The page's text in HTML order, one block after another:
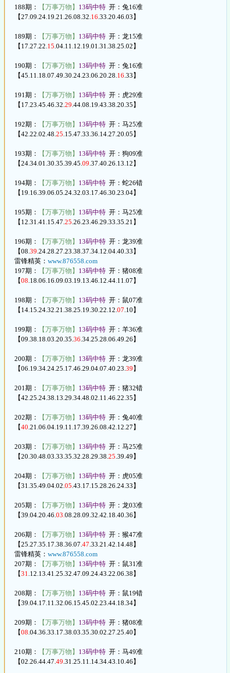
188期： 【万事万物】 13码中特 开：兔16准
【27.09.24.19.21.26.08.32.16.33.20.46.03】
189期： 【万事万物】 13码中特 开：龙15准
【17.27.22.15.04.11.12.19.01.31.38.25.02】
190期： 【万事万物】 13码中特 开：兔16准
【45.11.18.07.49.30.24.23.06.20.28.16.33】
191期： 【万事万物】 13码中特 开：虎29准
【17.23.45.46.32.29.44.08.19.43.38.20.35】
192期： 【万事万物】 13码中特 开：马25准
【42.22.02.48.25.15.47.33.36.14.27.20.05】
193期： 【万事万物】 13码中特 开：狗09准
【24.34.01.30.35.39.45.09.37.40.26.13.12】
194期： 【万事万物】 13码中特 开：蛇26错
【19.16.39.06.05.24.32.03.17.46.30.23.04】
195期： 【万事万物】 13码中特 开：马25准
【12.31.41.15.47.25.26.23.46.29.33.35.21】
196期： 【万事万物】 13码中特 开：龙39准
【08.39.24.28.27.23.38.37.34.12.04.40.33】
雷锋精英： www.876558.com
197期：
【万事万物】 13码中特 开：猪08准
【08.18.06.16.09.03.19.13.46.12.44.11.07】
198期： 【万事万物】 13码中特 开：鼠07准
【14.15.24.32.21.38.25.19.30.22.12.07.10】
199期： 【万事万物】 13码中特 开：羊36准
【09.38.18.03.20.35.36.34.25.28.06.49.26】
200期： 【万事万物】 13码中特 开：龙39准
【06.19.34.24.25.17.46.29.04.07.40.23.39 】
201期： 【万事万物】 13码中特 开：猪32错
【42.25.24.38.13.29.34.48.02.11.46.22.35】
202期： 【万事万物】 13码中特 开：兔40准
【40.21.06.04.19.11.17.39.26.08.42.12.27】
203期： 【万事万物】 13码中特 开：马25准
【20.30.48.03.33.35.32.28.29.38.25.39.49】
204期： 【万事万物】 13码中特 开：虎05准
【31.35.49.04.02.05.43.17.15.28.26.24.33】
205期： 【万事万物】 13码中特 开：龙03准
【39.04.20.46.03.08.28.09.32.42.18.40.36】
206期： 【万事万物】 13码中特 开：猴47准
【25.27.35.17.38.36.07.47.33.21.42.14.48】
雷锋精英： www.876558.com
207期：
【万事万物】 13码中特 开：鼠31准
【31.12.13.41.25.32.47.09.24.43.22.06.38】
208期： 【万事万物】 13码中特 开：鼠19错
【39.04.17.11.32.06.15.45.02.23.44.18.34】
209期： 【万事万物】 13码中特 开：猪08准
【08.04.36.33.17.38.03.35.30.02.27.25.40】
210期： 【万事万物】 13码中特 开：马49准
【02.26.44.47.49.31.25.11.14.34.43.10.46】